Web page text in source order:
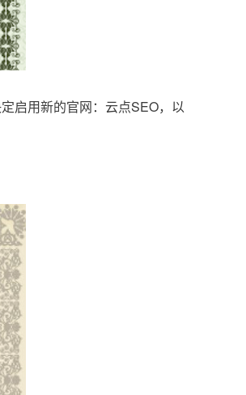
启用新的官网：云点SEO，以